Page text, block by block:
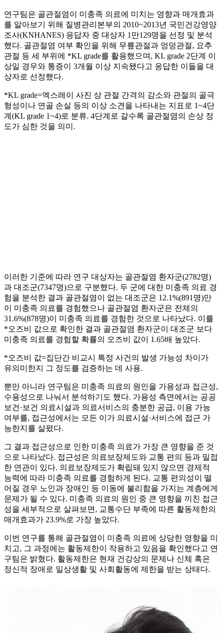
연구팀은 골관절염이 미충족 의료에 미치는 영향과 매개효과
를 알아보기 위해 질병관리본부의 2010~2013년 국민건강영양
조사(KNHANES) 응답자 중 대상자 1만129명을 선정 및 분석
했다. 골관절염 여부 확인을 위해 무릎관절과 엉덩관절, 요추
관절 등 세 부위에 *KL grade를 활용했으며, KL grade 2단계 이
상일 경우와 통증이 3개월 이상 지속됐다고 응답한 이들을 대
상자로 선정했다.
*KL grade=엑스레이 사진 상 관절 간격의 감소와 관절의 골극
형성이나 연골 손실 등의 이상 소견을 나타내는 지표로 1~4단
계(KL grade 1~4)로 분류. 4단계로 갈수록 골관절염의 손상 정
도가 심한 것을 의미.
이러한 기준에 따라 연구 대상자는 골관절염 환자군(2782명)
과 대조군(7347명)으로 구분했다. 두 군에 대한 미충족 의료 경
험을 분석한 결과 골관절염이 없는 대조군은 12.1%(891명)만
이 미충족 의료를 경험했으나 골관절염 환자군은 전체의
31.6%(878명)이 미충족 의료를 경험한 것으로 나타났다. 이를
*오즈비 값으로 확인한 결과 골관절염 환자군이 대조군 보다
미충족 의료를 경험할 확률의 오즈비 값이 1.65배 높았다.
*오즈비 값=집단간 비교시 특정 사건의 발생 가능성 차이가
유의미한지 그 정도를 검증하는 데 사용.
뿐만 아니라 연구팀은 미충족 의료의 원인을 가용성과 접근성,
수용성으로 나눠서 분석하기도 했다. 가용성 측면에서는 공공
보건·보건 의료시설과 의료서비스의 충분한 공급, 이용 가능
여부를, 접근성에서는 모든 이가 의료시설·서비스에 접근 가
능한지를 살폈다.
그 결과 접근성으로 인한 미충족 의료가 가장 큰 영향을 준 것
으로 나타났다. 접근성은 의료보장제도와 교통 편의 등과 밀접
한 연관이 있다. 의료보장제도가 확립돼 있지 않으면 경제적
능력에 따라 미충족 의료를 경험하게 된다. 교통 편의성이 떨
어질 경우 노인과 장애인 등 이동에 불리함을 가지는 계층에게
문제가 될 수 있다. 미충족 의료의 원인 중 큰 영향을 끼친 접근
성을 세부적으로 살펴보면, 교통수단 부족에 따른 활동제한의
매개효과가 23.9%로 가장 높았다.
이번 연구를 통해 골관절염이 미충족 의료에 상당한 영향을 미
치고, 그 과정에는 활동제한이 작용하고 있음을 확인했다고 연
구팀은 밝혔다. 활동제한은 현재 건강상의 문제나 신체 혹은
정신적 장애로 일상생활 및 사회활동에 제한을 받는 상태다.